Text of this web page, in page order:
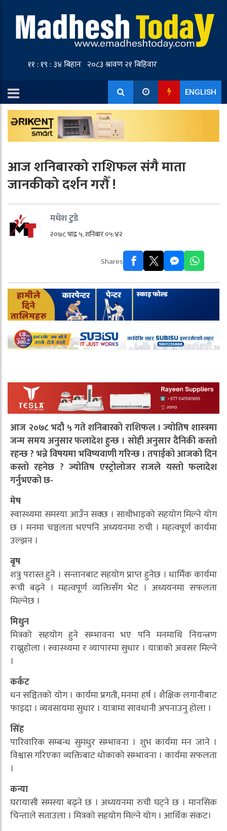
ENGLISH
आज शनिबारको राशिफल संगै माता
जानकीको दर्शन गरौँ !
मधेश टुडे
२०७८ भाद्र ५, शनिबार ०५:४२
Shares
आज २०७८ भदौ ५ गते शनिबारको राशिफल । ज्योतिष शास्त्रमा
जन्म समय अनुसार फलादेश हुन्छ । सोही अनुसार दैनिकी कस्तो
रहन्छ ? भन्ने विषयमा भविष्यवाणी गरिन्छ । तपाईको आजको दिन
कस्तो रहनेछ ? ज्योतिष एस्ट्रोलोजर राजले यस्तो फलादेश
गर्नुभएको छ-
मेष
स्वास्थ्यमा समस्या आउँन सक्छ । साथीभाइको सहयोग मिल्ने योग
छ । मनमा चञ्चलता भएपनि अध्ययनमा रुची । महत्वपूर्ण कार्यमा
उल्झन ।
बृष
शत्रु परास्त हुने । सन्तानबाट सहयोग प्राप्त हुनेछ । धार्मिक कार्यमा
रूची बढ्ने । महत्वपूर्ण व्यक्तिसँग भेट । अध्ययनमा सफलता
मिल्नेछ ।
मिथुन
मित्रको सहयोग हुने सम्भावना भए पनि मनमाथि नियन्त्रण
राख्नुहाेला । स्वास्थ्यमा र व्यापारमा सुधार । यात्राको अवसर मिल्ने
।
कर्कट
धन सञ्चितको योग । कार्यमा प्रगती, मनमा हर्ष । शैक्षिक लगानीबाट
फाइदा । व्यवसायमा सुधार । यात्रामा सावधानी अपनाउनु होला ।
सिंह
पारिवारिक सम्बन्ध सुमधुर सम्भावना । शुभ कार्यमा मन जाने ।
विश्वास गरिएका व्यक्तिबाट धोकाको सम्भावना । कार्यमा सफलता
।
कन्या
घरायासी समस्या बढ्ने छ । अध्ययनमा रुची घट्ने छ । मानसिक
चिन्ताले सताउला । मित्रको सहयोग मिल्ने योग । आर्थिक संकट।